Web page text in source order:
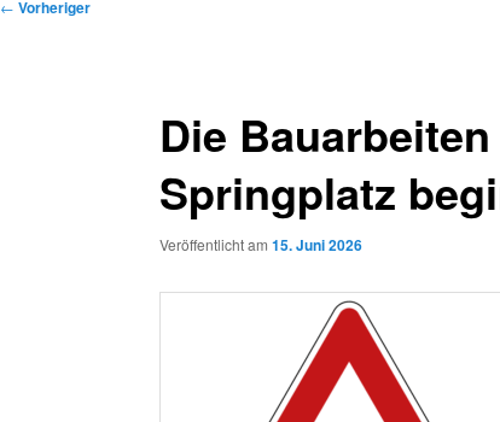
Beitragsnavigation
← Vorheriger
Die
Springplatz
Veröffentlicht am 15. Juni 2026